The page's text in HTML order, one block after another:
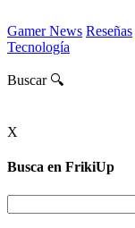
Gamer News Reseñas
Tecnología
Buscar 🔍
X
Busca en FrikiUp